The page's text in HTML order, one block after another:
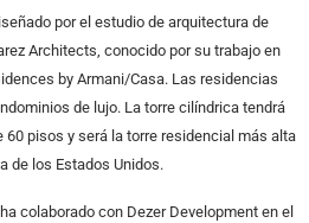
por el estudio de arquitectura de
Architects, conocido por su trabajo en
by Armani/Casa. Las residencias
de lujo. La torre cilíndrica tendrá
60 pisos y será la torre residencial más alta
de los Estados Unidos.
colaborado con Dezer Development en el